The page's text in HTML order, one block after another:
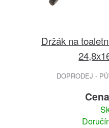
Držák na
DOPRODEJ -